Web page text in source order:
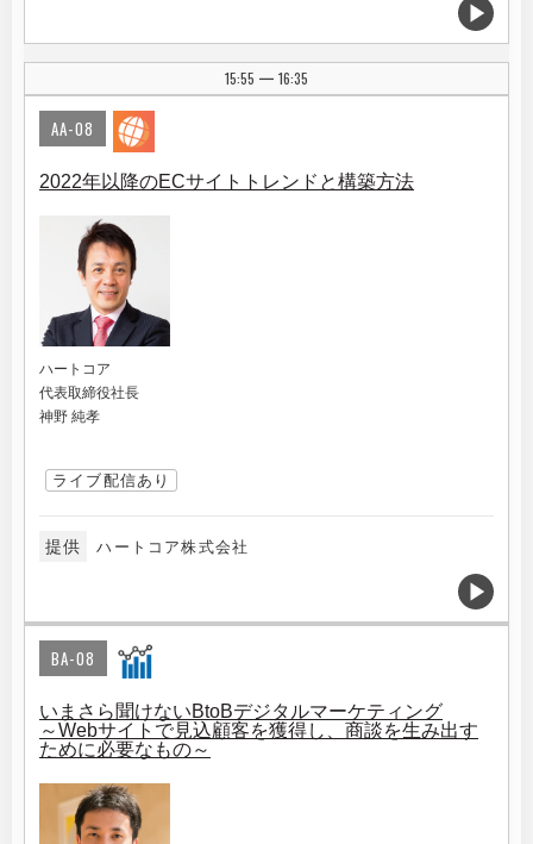
15:55 | 16:35
AA-08
2022年以降のECサイトトレンドと構築方法
ハートコア
代表取締役社長
神野 純孝
ライブ配信あり
提供 ハートコア株式会社
BA-08
いまさら聞けないBtoBデジタルマーケティング
～Webサイトで見込顧客を獲得し、商談を生み出す
ために必要なもの～